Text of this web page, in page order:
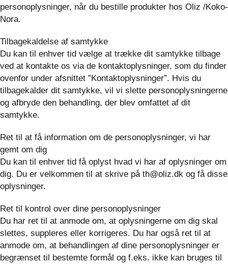
personoplysninger, når du bestille produkter hos Oliz /Koko-
Nora.
Tilbagekaldelse af samtykke
Du kan til enhver tid vælge at trække dit samtykke tilbage
ved at kontakte os via de kontaktoplysninger, som du finder
ovenfor under afsnittet ”Kontaktoplysninger”. Hvis du
tilbagekalder dit samtykke, vil vi slette personoplysningerne
og afbryde den behandling, der blev omfattet af dit
samtykke.
Ret til at få information om de personoplysninger, vi har
gemt om dig
Du kan til enhver tid få oplyst hvad vi har af oplysninger om
dig. Du er velkommen til at skrive på th@oliz.dk og få disse
oplysninger.
Ret til kontrol over dine personoplysninger
Du har ret til at anmode om, at oplysningerne om dig skal
slettes, suppleres eller korrigeres. Du har også ret til at
anmode om, at behandlingen af dine personoplysninger er
begrænset til bestemte formål og f.eks. ikke kan bruges til